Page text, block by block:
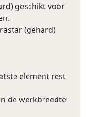
geschikt voor
(gehard)
element rest
de werkbreedte